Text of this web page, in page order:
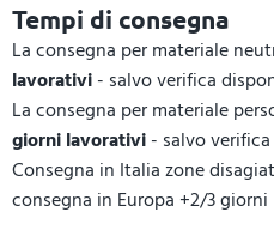
Tempi di consegna
La consegna per materiale
lavorativi- salvo verifica
La consegna per materiale
giorni lavorativi- salvo
Consegna in Italia zone
consegna in Europa +2/3